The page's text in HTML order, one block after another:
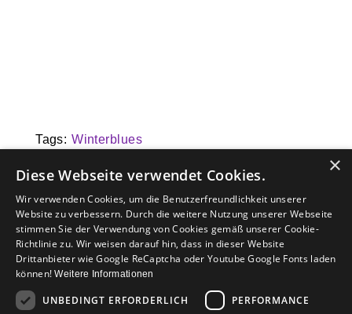
Tags:Winterblues
Previous Post Next Post
© 2015 Stimmtraining Prochazka
×
Diese Webseite verwendet Cookies.
Wir verwenden Cookies, um die Benutzerfreundlichkeit unserer
Website zu verbessern. Durch die weitere Nutzung unserer Webseite
stimmen Sie der Verwendung von Cookies gemäß unserer Cookie-
Richtlinie zu. Wir weisen darauf hin, dass in dieser Website
Drittanbieter wie Google ReCaptcha oder Youtube Google Fonts laden
können!Weitere Informationen
UNBEDINGT ERFORDERLICH PERFORMANCE